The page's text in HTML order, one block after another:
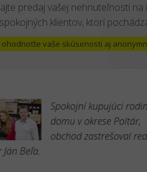
predaj vašej nehnuteľnosti
klientov, ktorí
ohodnoťte vaše skúsenosti aj
Spokojní kupujúci
domu v okrese Poltár,
obchod zastrešoval
Beľa.